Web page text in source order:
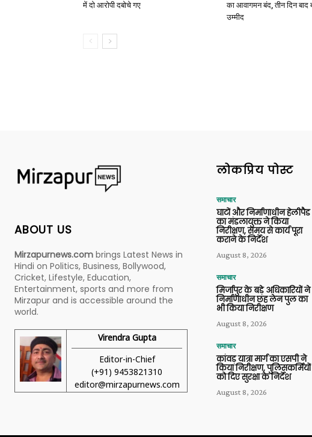
में दो आरोपी दबोचे गए
का आवागमन बंद, तीन दिन बाद
उम्मीद
ABOUT US
Mirzapurnews.com brings Latest News in
Hindi on Politics, Business, Bollywood,
Cricket, Lifestyle, Education,
Entertainment, sports and more from
Mirzapur and is accessible around the
world.
Virendra Gupta
Editor-in-Chief
(+91) 9453821310
editor@mirzapurnews.com
लोकप्रिय पोस्ट
समाचार
घाटों और निर्माणाधीन हेलीपैड
का मंडलायुक्त ने किया
निरीक्षण, समय से कार्य पूरा
कराने के निर्देश
August 8, 2026
समाचार
मिर्जापुर के बड़े अधिकारियों ने
निर्माणाधीन छह लेन पुल का
भी किया निरीक्षण
August 8, 2026
समाचार
कांवड़ यात्रा मार्ग का एसपी ने
किया निरीक्षण, पुलिसकर्मियों
को दिए सुरक्षा के निर्देश
August 8, 2026